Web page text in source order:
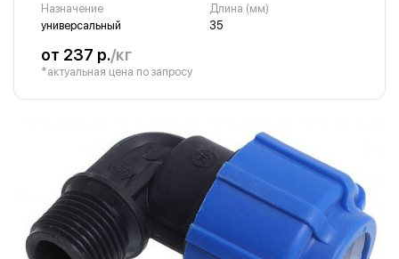
Назначение
универсальный
Длина (мм)
35
от 237 р./кг
*актуальная цена по запросу